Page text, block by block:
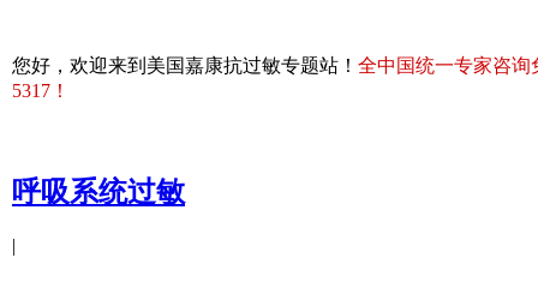
您好，欢迎来到美国嘉康抗过敏专题站！ 全中国统一专家咨询
5317！
呼吸系统过敏
|